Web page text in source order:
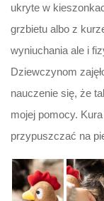
ukryte w
grzbietu albo z
wyniuchania ale i
Dziewczynom
nauczenie się, że
mojej pomocy.
przypuszczać na